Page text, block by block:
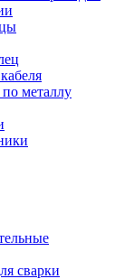
металлу
сварки